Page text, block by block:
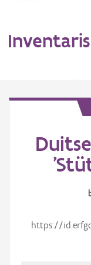
Inventaris
Erfgoedobject
Aanduidingsobject
Themahttps://